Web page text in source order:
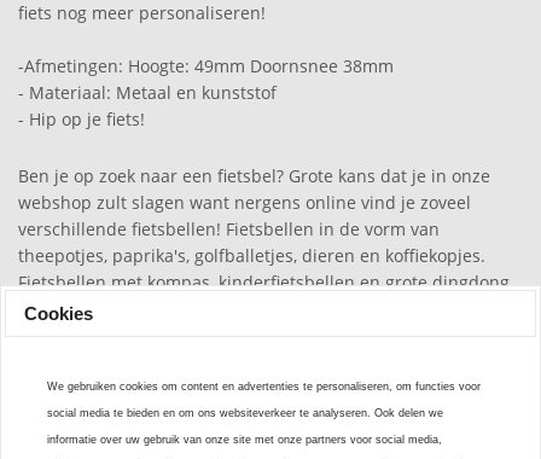
fiets nog meer personaliseren!
-Afmetingen: Hoogte: 49mm Doornsnee 38mm
- Materiaal: Metaal en kunststof
- Hip op je fiets!
Ben je op zoek naar een fietsbel? Grote kans dat je in onze
webshop zult slagen want nergens online vind je zoveel
verschillende fietsbellen! Fietsbellen in de vorm van
theepotjes, paprika's, golfballetjes, dieren en koffiekopjes.
Fietsbellen met kompas, kinderfietsbellen en grote dingdong
fietsbellen... Kortom, voor iedere fiets een passende fietsbel!
Cookies
We gebruiken cookies om content en advertenties te personaliseren, om functies voor
social media te bieden en om ons websiteverkeer te analyseren. Ook delen we
informatie over uw gebruik van onze site met onze partners voor social media,